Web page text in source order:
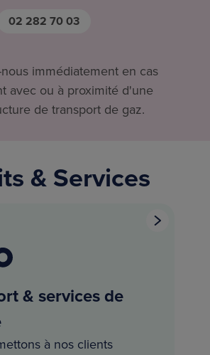
02 282 70 03
immédiatement en cas
avec ou à proximité d'une
de transport de gaz.
& Services
& services de
à nos clients